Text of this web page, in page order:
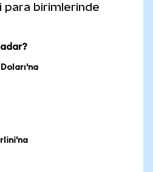
para birimlerinde